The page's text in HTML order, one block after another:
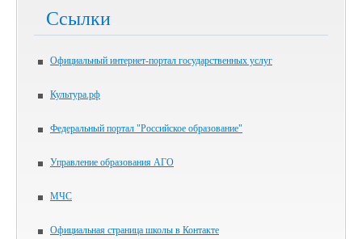
Ссылки
Официальный интернет-портал государственных услуг
Культура.рф
Федеральный портал "Российское образование"
Управление образования АГО
МЧС
Официальная страница школы в Контакте